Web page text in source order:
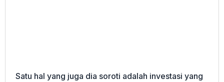
Satu hal yang juga dia soroti adalah investasi yang